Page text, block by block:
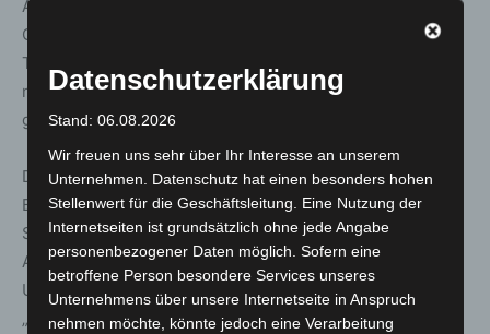
Anwohnerinnen und Anwohner bedanke – für Ihre
Geduld und Ihr Verständnis für die Baustelle vor Ihrer
Tür“, sagt Hettwer. „Ich hoffe, dass sie angesichts des
neuen Sonnenwegs mit mir übereinstimmen: Es hat sich
gelohnt!“
Die Umgestaltung des Sonnenwegs wurde mit
Beteiligung des Sanierungsbeirates und Menschen im
Stadtteil geplant. Mit diesen, den Anwohnerinnen und
Anwohnern hätten die für die Planungen und
Umgestaltung zuständigen städtischen Abteilungen
„Stadtplanung und Geoinformationen“ sowie „Verkehr
Datenschutzerklärung
Stand: 06.08.2026
Wir freuen uns sehr über Ihr Interesse an unserem
Unternehmen. Datenschutz hat einen besonders hohen
Stellenwert für die Geschäftsleitung. Eine Nutzung der
Internetseiten ist grundsätzlich ohne jede Angabe
personenbezogener Daten möglich. Sofern eine
betroffene Person besondere Services unseres
Unternehmens über unsere Internetseite in Anspruch
nehmen möchte, könnte jedoch eine Verarbeitung